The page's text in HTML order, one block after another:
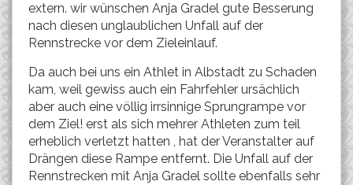
extern. wir wünschen Anja Gradel gute Besserung
nach diesen unglaublichen Unfall auf der
Rennstrecke vor dem Zieleinlauf.
Da auch bei uns ein Athlet in Albstadt zu Schaden
kam, weil gewiss auch ein Fahrfehler ursächlich
aber auch eine völlig irrsinnige Sprungrampe vor
dem Ziel! erst als sich mehrer Athleten zum teil
erheblich verletzt hatten , hat der Veranstalter auf
Drängen diese Rampe entfernt. Die Unfall auf der
Rennstrecken mit Anja Gradel sollte ebenfalls sehr